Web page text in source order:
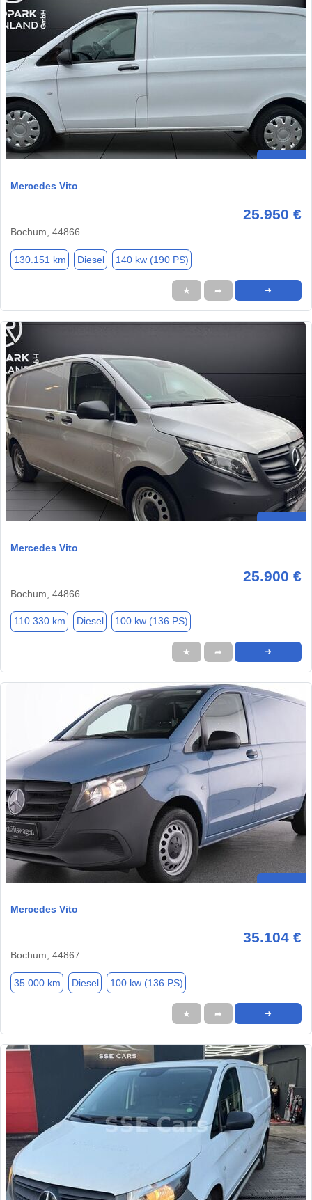
Mercedes Vito
25.950 €
Bochum, 44866
130.151 km Diesel 140 kw (190 PS)
★ ➦ ➜
Mercedes Vito
25.900 €
Bochum, 44866
110.330 km Diesel 100 kw (136 PS)
★ ➦ ➜
Mercedes Vito
35.104 €
Bochum, 44867
35.000 km Diesel 100 kw (136 PS)
★ ➦ ➜